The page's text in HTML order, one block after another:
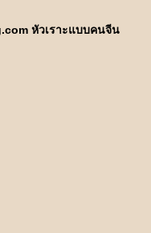
หัวเราะแบบคนจีน